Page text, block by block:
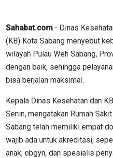
Sahabat.com - Dinas
(KB) Kota Sabang menyebut
wilayah Pulau Weh Sabang,
dengan baik, sehingga
bisa berjalan maksimal.
Kepala Dinas Kesehatan dan
Senin, mengatakan Rumah
Sabang telah memiliki empat
wajib ada untuk akreditasi,
anak, obgyn, dan spesialis